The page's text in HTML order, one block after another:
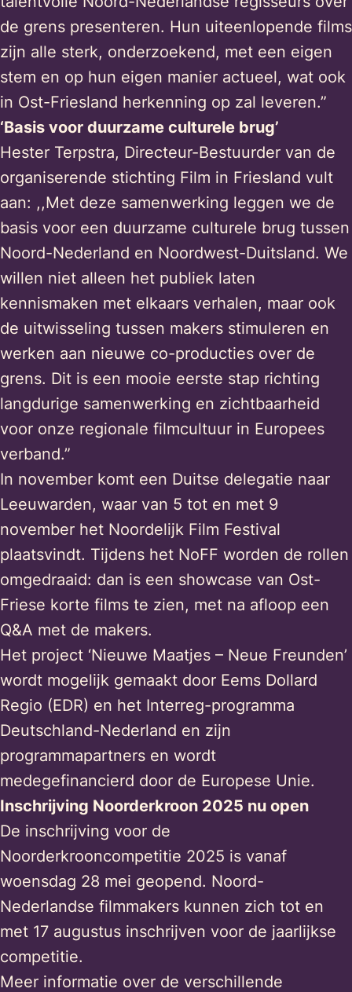
de grens presenteren. Hun uiteenlopende films
zijn alle sterk, onderzoekend, met een eigen
stem en op hun eigen manier actueel, wat ook
in Ost-Friesland herkenning op zal leveren.”
‘Basis voor duurzame culturele brug’
Hester Terpstra, Directeur-Bestuurder van de
organiserende stichting Film in Friesland vult
aan: ,,Met deze samenwerking leggen we de
basis voor een duurzame culturele brug tussen
Noord-Nederland en Noordwest-Duitsland. We
willen niet alleen het publiek laten
kennismaken met elkaars verhalen, maar ook
de uitwisseling tussen makers stimuleren en
werken aan nieuwe co-producties over de
grens. Dit is een mooie eerste stap richting
langdurige samenwerking en zichtbaarheid
voor onze regionale filmcultuur in Europees
verband.”
In november komt een Duitse delegatie naar
Leeuwarden, waar van 5 tot en met 9
november het Noordelijk Film Festival
plaatsvindt. Tijdens het NoFF worden de rollen
omgedraaid: dan is een showcase van Ost-
Friese korte films te zien, met na afloop een
Q&A met de makers.
Het project ‘Nieuwe Maatjes – Neue Freunden’
wordt mogelijk gemaakt door Eems Dollard
Regio (EDR) en het Interreg-programma
Deutschland-Nederland en zijn
programmapartners en wordt
medegefinancierd door de Europese Unie.
Inschrijving Noorderkroon 2025 nu open
De inschrijving voor de
Noorderkrooncompetitie 2025 is vanaf
woensdag 28 mei geopend. Noord-
Nederlandse filmmakers kunnen zich tot en
met 17 augustus inschrijven voor de jaarlijkse
competitie.
Meer informatie over de verschillende